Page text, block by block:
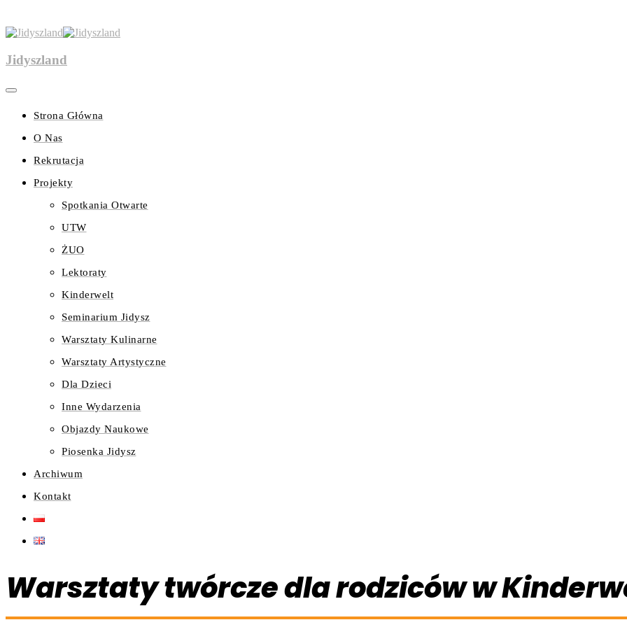
Jidyszland
Strona Główna
O Nas
Rekrutacja
Projekty
Spotkania Otwarte
UTW
ŻUO
Lektoraty
Kinderwelt
Seminarium Jidysz
Warsztaty Kulinarne
Warsztaty Artystyczne
Dla Dzieci
Inne Wydarzenia
Objazdy Naukowe
Piosenka Jidysz
Archiwum
Kontakt
Warsztaty twórcze dla rodziców w